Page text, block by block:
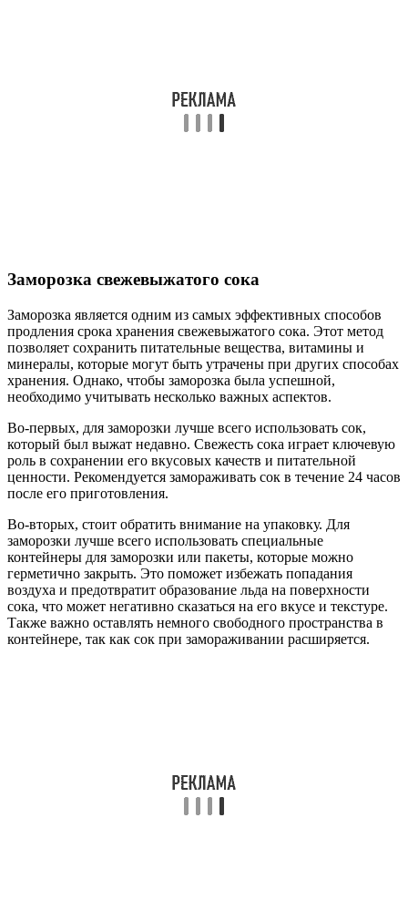
Заморозка свежевыжатого сока
Заморозка является одним из самых эффективных способов
продления срока хранения свежевыжатого сока. Этот метод
позволяет сохранить питательные вещества, витамины и
минералы, которые могут быть утрачены при других способах
хранения. Однако, чтобы заморозка была успешной,
необходимо учитывать несколько важных аспектов.
Во-первых, для заморозки лучше всего использовать сок,
который был выжат недавно. Свежесть сока играет ключевую
роль в сохранении его вкусовых качеств и питательной
ценности. Рекомендуется замораживать сок в течение 24 часов
после его приготовления.
Во-вторых, стоит обратить внимание на упаковку. Для
заморозки лучше всего использовать специальные
контейнеры для заморозки или пакеты, которые можно
герметично закрыть. Это поможет избежать попадания
воздуха и предотвратит образование льда на поверхности
сока, что может негативно сказаться на его вкусе и текстуре.
Также важно оставлять немного свободного пространства в
контейнере, так как сок при замораживании расширяется.